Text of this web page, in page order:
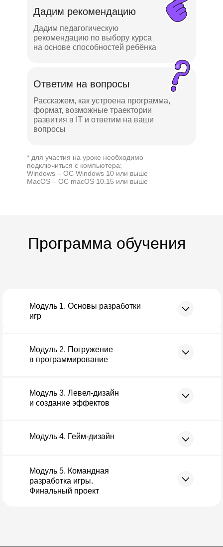
* для участия на уроке необходимо
подключиться с компьютера:
Windows – ОС Windows 10 или выше
MacOS – ОС macOS 10.15 или выше
Дадим рекомендацию
Дадим педагогическую
рекомендацию по выбору курса
на основе способностей ребёнка
Ответим на вопросы
Расскажем, как устроена программа,
формат, возможные траектории
развития в IT и ответим на ваши
вопросы
Программа обучения
Модуль 1. Основы разработки
игр
Модуль 2. Погружение
в программирование
Модуль 3. Левел-дизайн
и создание эффектов
Модуль 4. Гейм-дизайн
Модуль 5. Командная
разработка игры.
Финальный проект